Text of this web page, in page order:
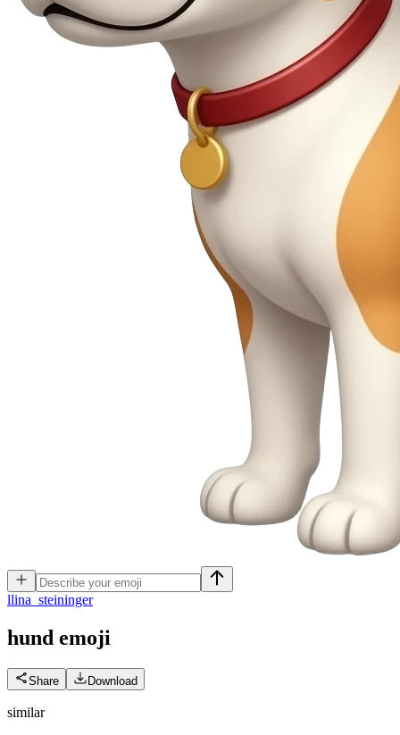
llina_steininger
hund emoji
Share Download
similar